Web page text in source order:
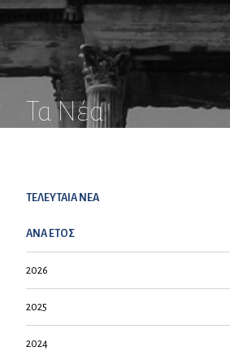
Τα Νέα
ΤΕΛΕΥΤΑΙΑ NEA
ΑΝΑ ΕΤΟΣ
2026
2025
2024